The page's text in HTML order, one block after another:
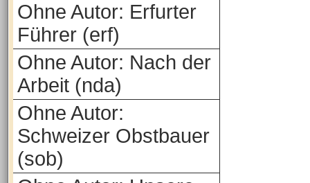
Ohne Autor: Erfurter
Führer (erf)
Ohne Autor: Nach der
Arbeit (nda)
Ohne Autor:
Schweizer Obstbauer
(sob)